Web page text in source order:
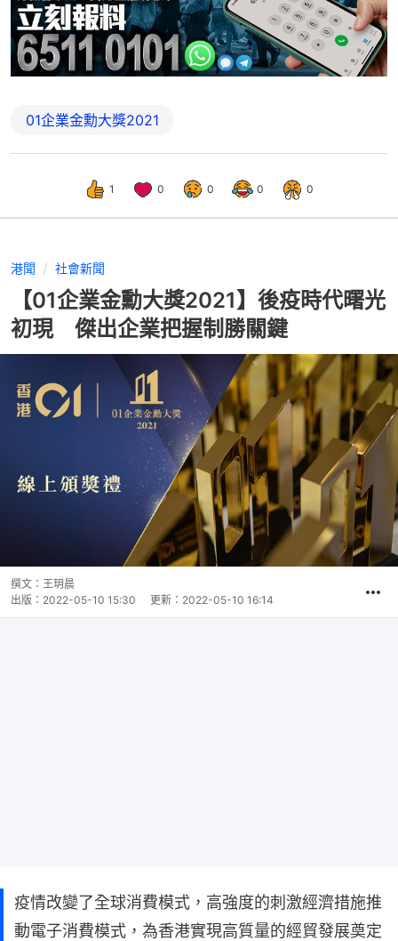
01企業金勳大獎2021
1 0 0 0 0
港聞 社會新聞
【01企業金勳大獎2021】後疫時代曙光
初現 傑出企業把握制勝關鍵
撰文： 王玥晨
出版： 2022-05-10 15:30 更新： 2022-05-10 16:14
疫情改變了全球消費模式，高強度的刺激經濟措施推
動電子消費模式，為香港實現高質量的經貿發展奠定